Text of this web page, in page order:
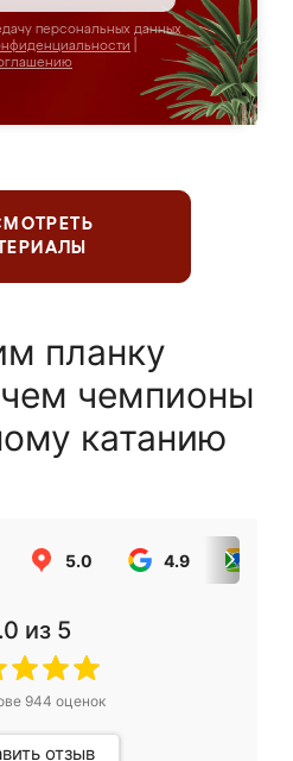
персональных данных
планку
чемпионы
катанию
5.0 4.9
из 5
944 оценок
отзыв